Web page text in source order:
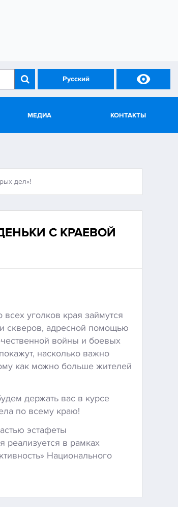
Русский 
МЕДИА КОНТАКТЫ
дел»!
С КРАЕВОЙ
уголков края займутся
скверов, адресной помощью
войны и боевых
насколько важно
как можно больше жителей
держать вас в курсе
по всему краю!
эстафеты
реализуется в рамках
Национального